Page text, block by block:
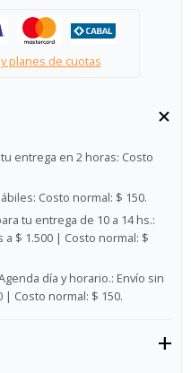
planes de cuotas
entrega en 2 horas: Costo
Costo normal: $ 150.
tu entrega de 10 a 14 hs.:
$ 1.500 | Costo normal: $
día y horario.: Envío sin
| Costo normal: $ 150.